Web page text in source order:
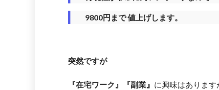
9800円まで 値上げします。
突然ですが
『在宅ワーク』『副業』 に興味はあります